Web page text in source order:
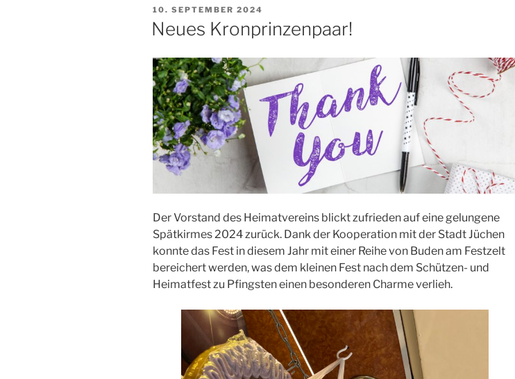
VERÖFFENTLICHT
AM
10. SEPTEMBER 2024
Neues Kronprinzenpaar!
Der Vorstand des Heimatvereins blickt zufrieden auf eine gelungene
Spätkirmes 2024 zurück. Dank der Kooperation mit der Stadt Jüchen
konnte das Fest in diesem Jahr mit einer Reihe von Buden am Festzelt
bereichert werden, was dem kleinen Fest nach dem Schützen- und
Heimatfest zu Pfingsten einen besonderen Charme verlieh.